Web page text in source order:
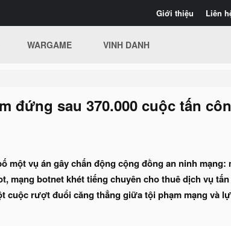
Giới thiệu Liên
WARGAME VINH DANH
đứng sau 370.000 cuộc tấn
một vụ án gây chấn động cộng đồng an ninh
mạng botnet khét tiếng chuyên cho thuê dịch vụ
cuộc rượt đuổi căng thẳng giữa tội phạm mạng và